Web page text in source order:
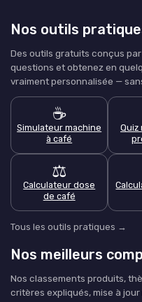
Nos outils
Des outils gratuits conçus
questions et obtenez en
vraiment personnalisée —
☕
Simulateur machine
à café
Quiz
⚖️
Calculateur dose
de café
Tous les outils pratiques →
Nos meilleurs
Nos classements produits,
critères expliqués, mise à jour